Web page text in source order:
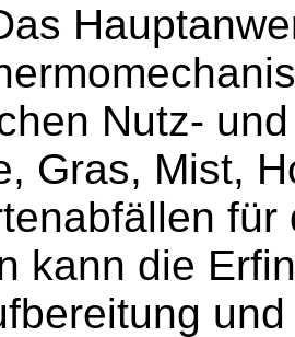
Nutz-
Gras, Mist,
kann die